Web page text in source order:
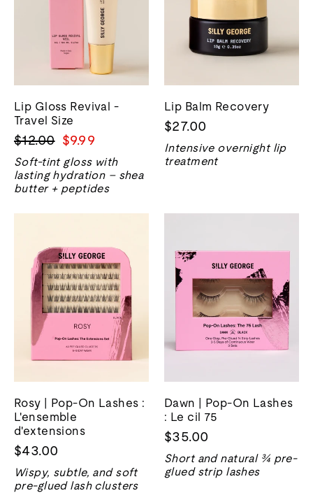
Lip Gloss Revival -
Travel Size
Prix
normal
$12.00 Prix
de
vente
$9.99
Soft-tint gloss with
lasting hydration – shea
butter + peptides
Lip Balm Recovery
$27.00
Intensive overnight lip
treatment
Rosy | Pop-On Lashes :
L'ensemble
d'extensions
$43.00
Wispy, subtle, and soft
pre-glued lash clusters
Dawn | Pop-On Lashes
: Le cil 75
$35.00
Short and natural ¾ pre-
glued strip lashes